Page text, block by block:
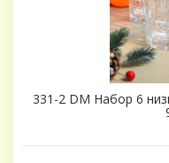
331-2 DM Набор 6